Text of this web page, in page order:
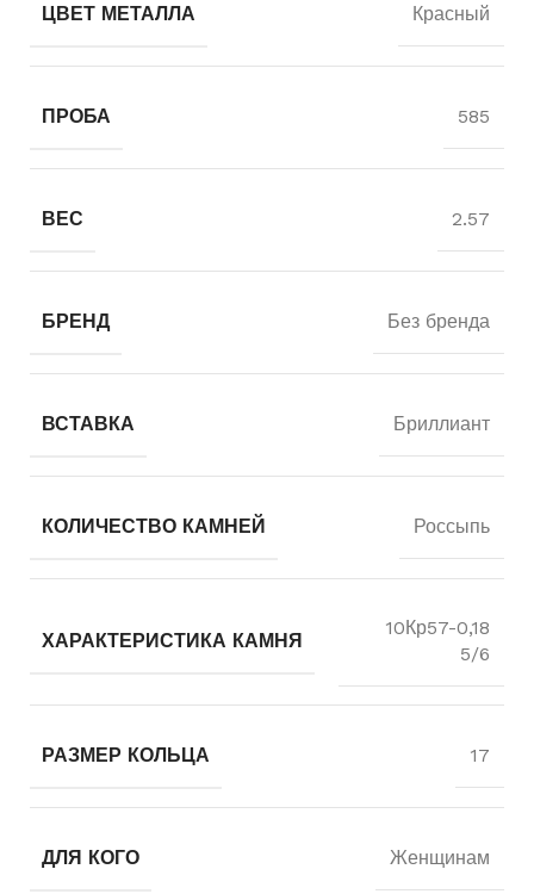
ЦВЕТ МЕТАЛЛА Красный
ПРОБА 585
ВЕС 2.57
БРЕНД Без бренда
ВСТАВКА Бриллиант
КОЛИЧЕСТВО КАМНЕЙ Россыпь
ХАРАКТЕРИСТИКА КАМНЯ
10Кр57-0,18
5/6
РАЗМЕР КОЛЬЦА 17
ДЛЯ КОГО Женщинам